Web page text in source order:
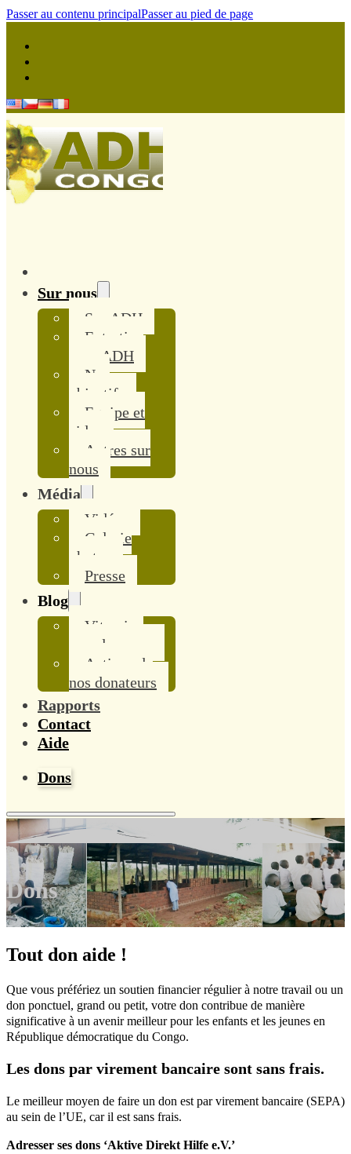
Passer au contenu principalPasser au pied de page
Sur nous
Sur ADH
Entretien
avec ADH
Nos
objectifs
Equipe et
aides
Autres sur
nous
Média
Vidéos
Galerie
photos
Presse
Blog
Vitamine
pour le coeur
Actions de
nos donateurs
Rapports
Contact
Aide
Dons
Dons
Tout don aide !
Que vous préfériez un soutien financier régulier à notre travail ou un
don ponctuel, grand ou petit, votre don contribue de manière
significative à un avenir meilleur pour les enfants et les jeunes en
République démocratique du Congo.
Les dons par virement bancaire sont sans frais.
Le meilleur moyen de faire un don est par virement bancaire (SEPA)
au sein de l’UE, car il est sans frais.
Adresser ses dons ‘Aktive Direkt Hilfe e.V.’